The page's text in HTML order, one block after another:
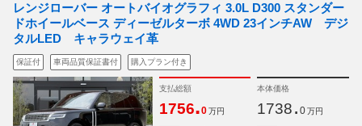
レンジローバー オートバイオグラフィ 3.0L D300 スタンダー
ドホイールベース ディーゼルターボ 4WD 23インチAW デジ
タルLED キャラウェイ革
保証付 車両品質保証書付 購入プラン付き
支払総額
1756.0 万円
本体価格
1738. 0 万円